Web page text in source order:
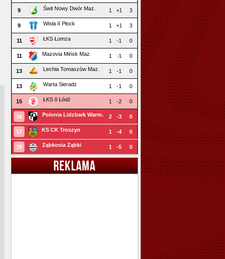
9 Świt Nowy Dwór Maz. 1 +1 3
9 Wisła II Płock 1 +1 3
11 ŁKS Łomża 1 -1 0
11 Mazovia Mińsk Maz. 1 -1 0
13 Lechia Tomaszów Maz. 1 -1 0
13 Warta Sieradz 1 -1 0
15 ŁKS II Łódź 1 -2 0
16 Polonia Lidzbark Warm. 2 -3 0
17 KS CK Troszyn 1 -4 0
18 Ząbkovia Ząbki 1 -5 0
REKLAMA